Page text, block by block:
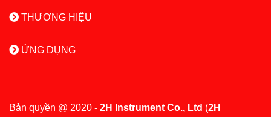
THƯƠNG HIỆU
ỨNG DỤNG
Bản quyền @ 2020 - 2H Instrument Co., Ltd (2H